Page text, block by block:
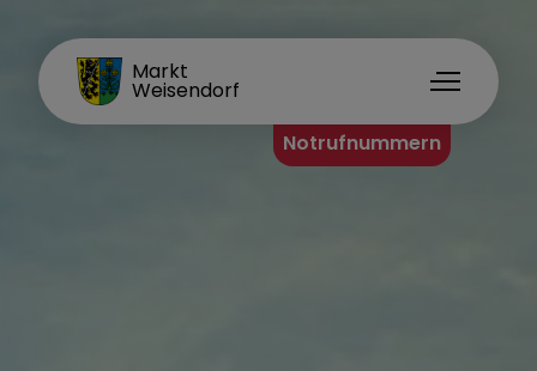
Markt
Weisendorf
FAMILIENORT
Notrufnummern